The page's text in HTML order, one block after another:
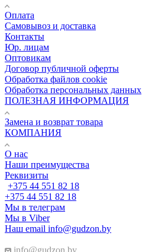
Оплата
Самовывоз и доставка
Контакты
Юр. лицам
Оптовикам
Договор публичной оферты
Обработка файлов cookie
Обработка персональных данных
ПОЛЕЗНАЯ ИНФОРМАЦИЯ
Замена и возврат товара
КОМПАНИЯ
О нас
Наши преимущества
Реквизиты
+375 44 551 82 18
+375 44 551 82 18
Мы в телеграм
Мы в Viber
Наш email info@gudzon.by
info@gudzon.by